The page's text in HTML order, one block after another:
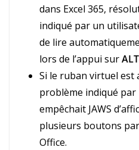
dans Excel 365,
indiqué par un
de lire
lors de l’appui sur
Si le ruban virtuel est
problème indiqué
empêchait JAWS
plusieurs boutons
Office.